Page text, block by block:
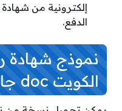
إلكترونية من
الدفع.
نموذج شهادة
الكويت doc جاهز للطباعة